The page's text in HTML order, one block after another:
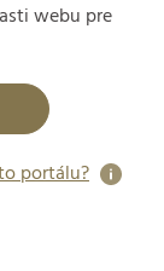
webu pre
portálu?